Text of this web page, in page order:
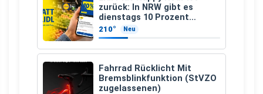
zurück: In NRW gibt es
dienstags 10 Prozent
Rabatt
210° Neu
Fahrrad Rücklicht Mit
Bremsblinkfunktion (StVZO
zugelassenen)